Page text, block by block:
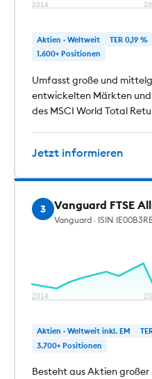
2014
Aktien · Weltweit TER 0,19 %
1.600+ Positionen
Umfasst große und
entwickelten Märkten
des MSCI World Total
Jetzt informieren
3 Vanguard FTSE
Vanguard · ISIN
2014
Aktien · Weltweit inkl. EM
3.700+ Positionen
Besteht aus Aktien